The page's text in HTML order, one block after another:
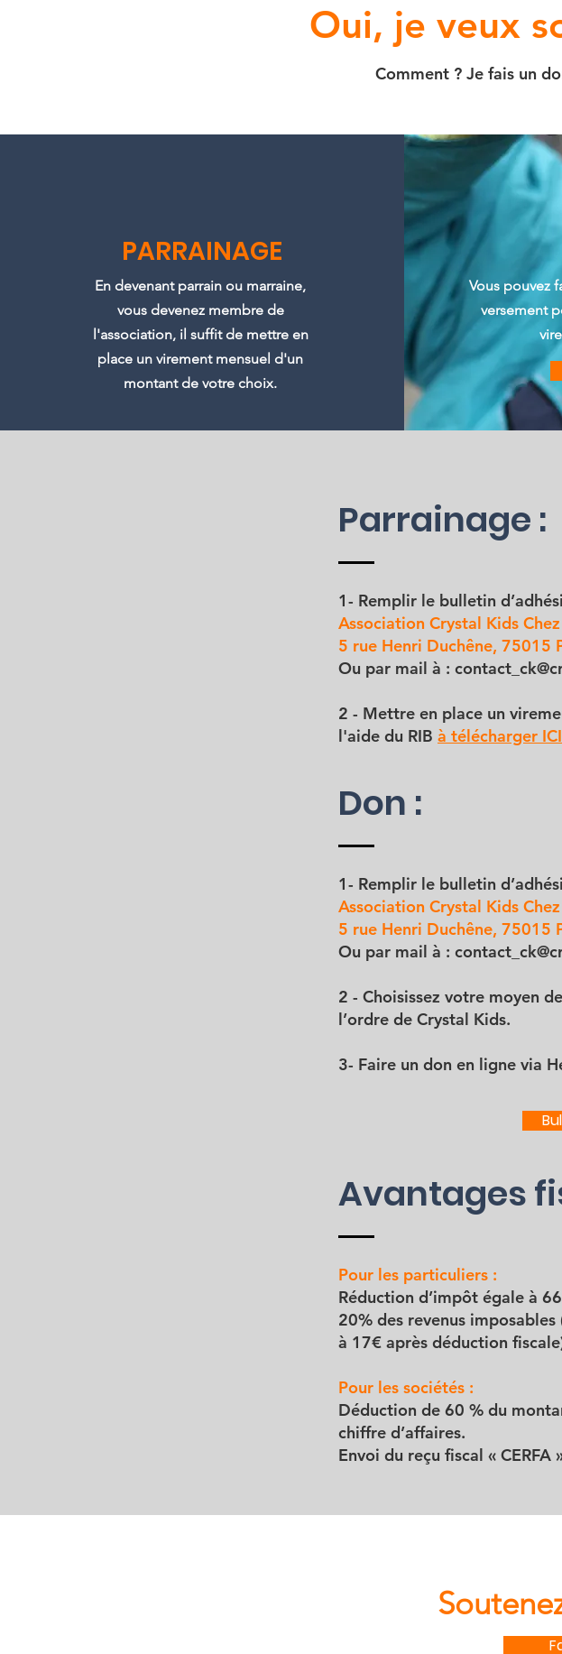
Oui, je veux
Comment ? Je fais un
PARRAINAGE
En devenant parrain ou marraine,
vous devenez membre de
l'association, il suffit de mettre en
place un virement mensuel d'un
montant de votre choix.
Vous pouvez
versement
Parrainage :
1- Remplir le bulletin
Association Crystal Kids
5 rue Henri Duchêne, 75015
Ou par mail à :
2 - Mettre en place un
l'aide du RIB à télécharger ICI
Don :
1- Remplir le bulletin
Association Crystal Kids
5 rue Henri Duchêne, 75015
Ou par mail à :
2 - Choisissez votre moyen
l’ordre de Crystal Kids.
3- Faire un don en ligne via
Avantages
Pour les particuliers :
Réduction d’impôt égale à
20% des revenus
à 17€ après déduction
Pour les sociétés :
Déduction de 60 % du
chiffre d’affaires.
Envoi du reçu fiscal «